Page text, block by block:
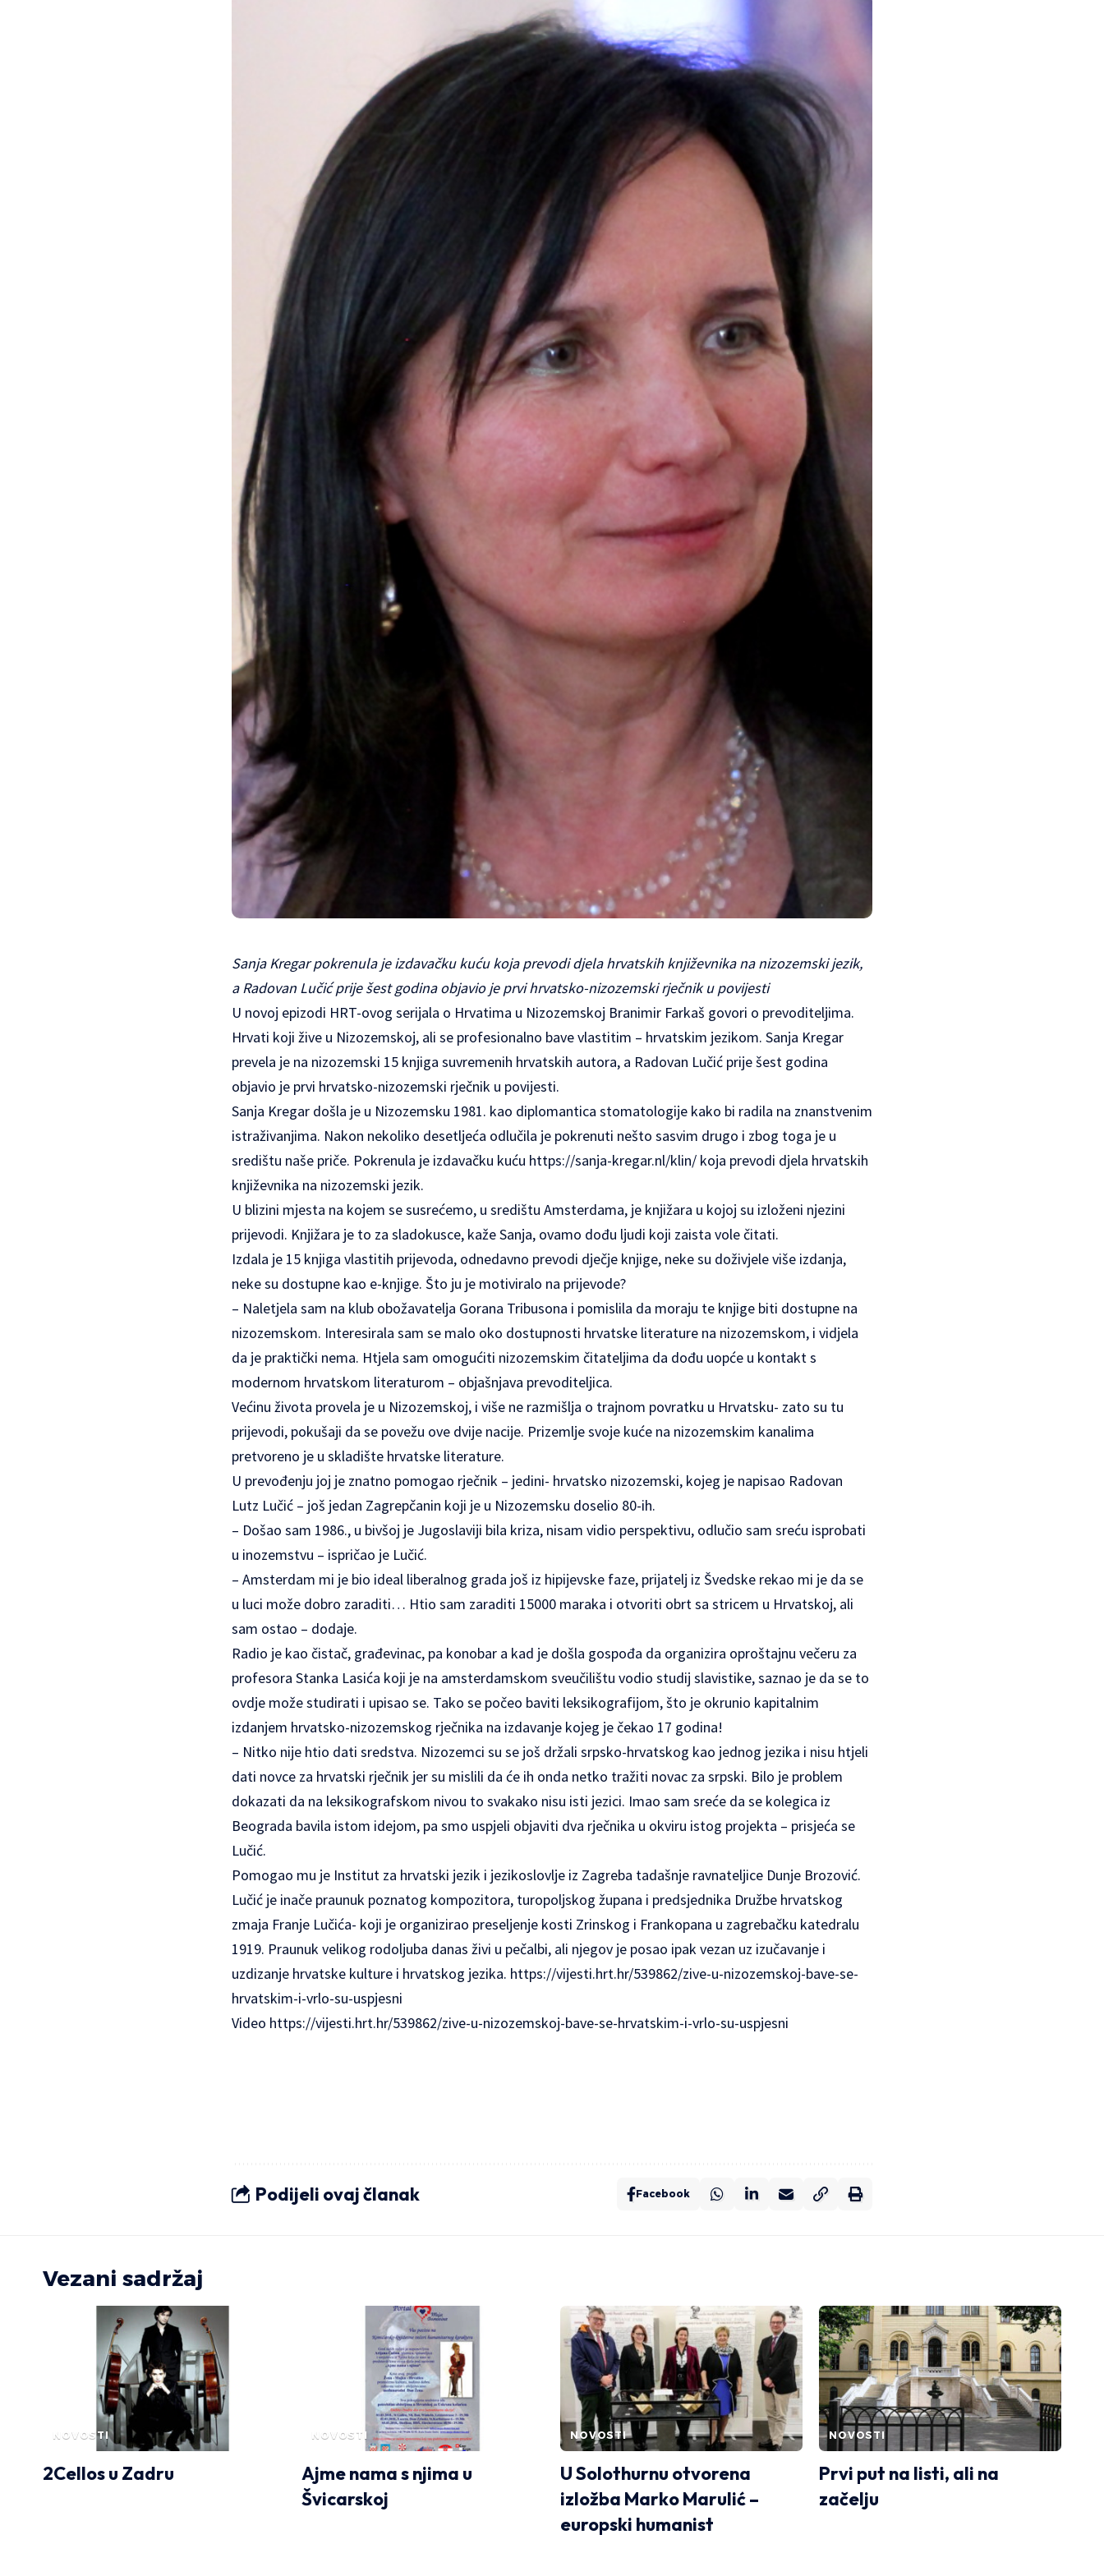
Sanja Kregar pokrenula je izdavačku kuću koja prevodi djela hrvatskih književnika na nizozemski jezik,
a Radovan Lučić prije šest godina objavio je prvi hrvatsko-nizozemski rječnik u povijesti
U novoj epizodi HRT-ovog serijala o Hrvatima u Nizozemskoj Branimir Farkaš govori o prevoditeljima.
Hrvati koji žive u Nizozemskoj, ali se profesionalno bave vlastitim – hrvatskim jezikom. Sanja Kregar
prevela je na nizozemski 15 knjiga suvremenih hrvatskih autora, a Radovan Lučić prije šest godina
objavio je prvi hrvatsko-nizozemski rječnik u povijesti.
Sanja Kregar došla je u Nizozemsku 1981. kao diplomantica stomatologije kako bi radila na znanstvenim
istraživanjima. Nakon nekoliko desetljeća odlučila je pokrenuti nešto sasvim drugo i zbog toga je u
središtu naše priče. Pokrenula je izdavačku kuću https://sanja-kregar.nl/klin/ koja prevodi djela hrvatskih
književnika na nizozemski jezik.
U blizini mjesta na kojem se susrećemo, u središtu Amsterdama, je knjižara u kojoj su izloženi njezini
prijevodi. Knjižara je to za sladokusce, kaže Sanja, ovamo dođu ljudi koji zaista vole čitati.
Izdala je 15 knjiga vlastitih prijevoda, odnedavno prevodi dječje knjige, neke su doživjele više izdanja,
neke su dostupne kao e-knjige. Što ju je motiviralo na prijevode?
– Naletjela sam na klub obožavatelja Gorana Tribusona i pomislila da moraju te knjige biti dostupne na
nizozemskom. Interesirala sam se malo oko dostupnosti hrvatske literature na nizozemskom, i vidjela
da je praktički nema. Htjela sam omogućiti nizozemskim čitateljima da dođu uopće u kontakt s
modernom hrvatskom literaturom – objašnjava prevoditeljica.
Većinu života provela je u Nizozemskoj, i više ne razmišlja o trajnom povratku u Hrvatsku- zato su tu
prijevodi, pokušaji da se povežu ove dvije nacije. Prizemlje svoje kuće na nizozemskim kanalima
pretvoreno je u skladište hrvatske literature.
U prevođenju joj je znatno pomogao rječnik – jedini- hrvatsko nizozemski, kojeg je napisao Radovan
Lutz Lučić – još jedan Zagrepčanin koji je u Nizozemsku doselio 80-ih.
– Došao sam 1986., u bivšoj je Jugoslaviji bila kriza, nisam vidio perspektivu, odlučio sam sreću isprobati
u inozemstvu – ispričao je Lučić.
– Amsterdam mi je bio ideal liberalnog grada još iz hipijevske faze, prijatelj iz Švedske rekao mi je da se
u luci može dobro zaraditi… Htio sam zaraditi 15000 maraka i otvoriti obrt sa stricem u Hrvatskoj, ali
sam ostao – dodaje.
Radio je kao čistač, građevinac, pa konobar a kad je došla gospođa da organizira oproštajnu večeru za
profesora Stanka Lasića koji je na amsterdamskom sveučilištu vodio studij slavistike, saznao je da se to
ovdje može studirati i upisao se. Tako se počeo baviti leksikografijom, što je okrunio kapitalnim
izdanjem hrvatsko-nizozemskog rječnika na izdavanje kojeg je čekao 17 godina!
– Nitko nije htio dati sredstva. Nizozemci su se još držali srpsko-hrvatskog kao jednog jezika i nisu htjeli
dati novce za hrvatski rječnik jer su mislili da će ih onda netko tražiti novac za srpski. Bilo je problem
dokazati da na leksikografskom nivou to svakako nisu isti jezici. Imao sam sreće da se kolegica iz
Beograda bavila istom idejom, pa smo uspjeli objaviti dva rječnika u okviru istog projekta – prisjeća se
Lučić.
Pomogao mu je Institut za hrvatski jezik i jezikoslovlje iz Zagreba tadašnje ravnateljice Dunje Brozović.
Lučić je inače praunuk poznatog kompozitora, turopoljskog župana i predsjednika Družbe hrvatskog
zmaja Franje Lučića- koji je organizirao preseljenje kosti Zrinskog i Frankopana u zagrebačku katedralu
1919. Praunuk velikog rodoljuba danas živi u pečalbi, ali njegov je posao ipak vezan uz izučavanje i
uzdizanje hrvatske kulture i hrvatskog jezika. https://vijesti.hrt.hr/539862/zive-u-nizozemskoj-bave-se-
hrvatskim-i-vrlo-su-uspjesni
Video https://vijesti.hrt.hr/539862/zive-u-nizozemskoj-bave-se-hrvatskim-i-vrlo-su-uspjesni
Podijeli ovaj članak Facebook
Vezani sadržaj
NOVOSTI
2Cellos u Zadru
NOVOSTI
Ajme nama s njima u
Švicarskoj
NOVOSTI
U Solothurnu otvorena
izložba Marko Marulić –
europski humanist
NOVOSTI
Prvi put na listi, ali na
začelju